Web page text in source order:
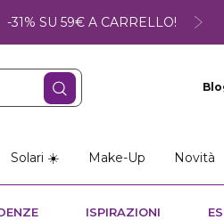
-31% SU 59€ A CARRELLO!
Solari ☀️ Make-Up Novità
ISPIRAZIONI